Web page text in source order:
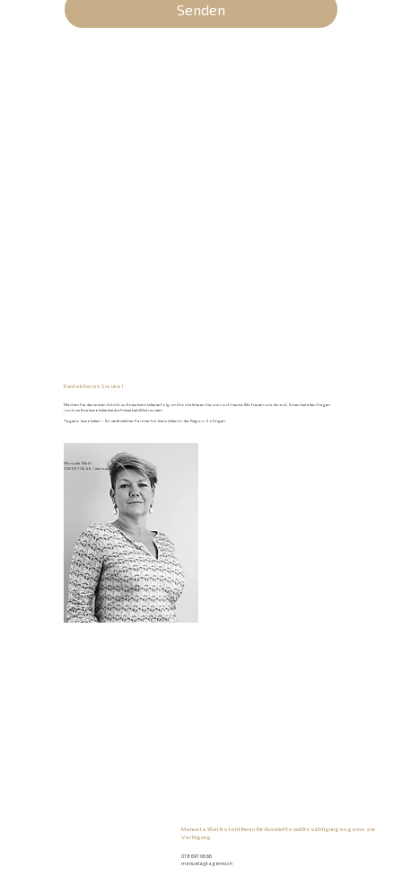
Kontaktieren Sie uns!
Machen Sie den ersten Schritt zu Ihrem Immobilienerfolg und kontaktieren Sie uns noch heute. Wir freuen uns darauf, Ihnen bei allen Fragen
rund um Ihre Immobilienbedürfnisse behilflich zu sein.
Tagemo Immobilien – Ihr verlässlicher Partner für Immobilien in der Region Zofingen.
Manuela Walti
078 697 06 66 /manuela@tagemo.ch
Senden
Manuela Walti steht Ihnen für Auskünfte und Besichtigungen gerne zur
Verfügung.
078 697 06 66
manuela@tagemo.ch